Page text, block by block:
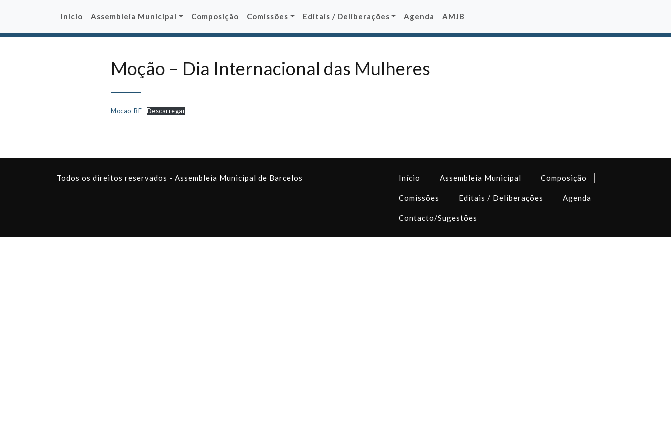
Início Assembleia Municipal Composição Comissões Editais / Deliberações Agenda AMJB
Moção – Dia Internacional das Mulheres
Mocao-BE Descarregar
Todos os direitos reservados - Assembleia Municipal de Barcelos Início Assembleia Municipal Composição
Comissões Editais / Deliberações Agenda
Contacto/Sugestões